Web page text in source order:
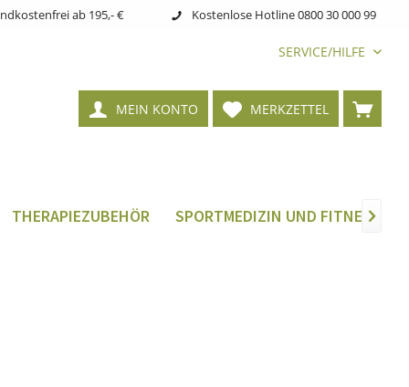
ab 195,- € Kostenlose Hotline 0800 30 000 99
SERVICE/HILFE
MERKZETTEL
MEIN KONTO
THERAPIEZUBEHÖR SPORTMEDIZIN UND FITNESS
